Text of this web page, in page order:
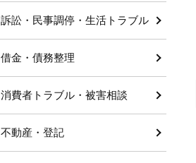
訴訟・民事調停・生活トラブル
借金・債務整理
消費者トラブル・被害相談
不動産・登記